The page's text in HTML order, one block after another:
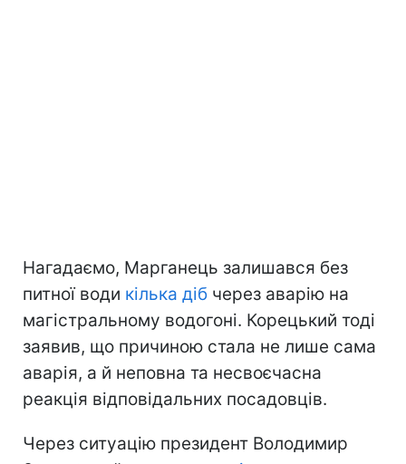
Нагадаємо, Марганець залишався без
питної води кілька діб через аварію на
магістральному водогоні. Корецький тоді
заявив, що причиною стала не лише сама
аварія, а й неповна та несвоєчасна
реакція відповідальних посадовців.
Через ситуацію президент Володимир